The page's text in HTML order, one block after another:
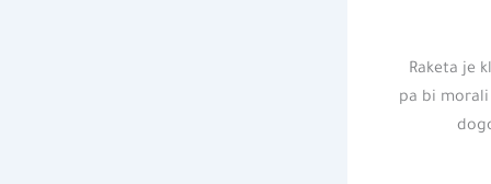
Raketa je
pa bi